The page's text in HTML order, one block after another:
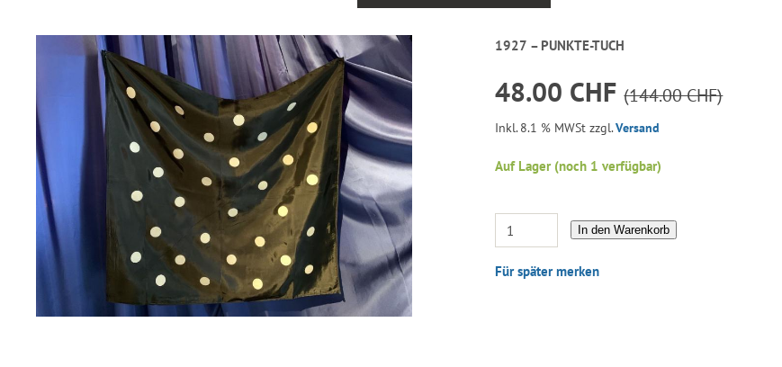
1927 – PUNKTE-TUCH
48.00 CHF (144.00 CHF)
Inkl. 8.1 % MWSt zzgl.Versand
Auf Lager (noch 1 verfügbar)
In den Warenkorb
Für später merken